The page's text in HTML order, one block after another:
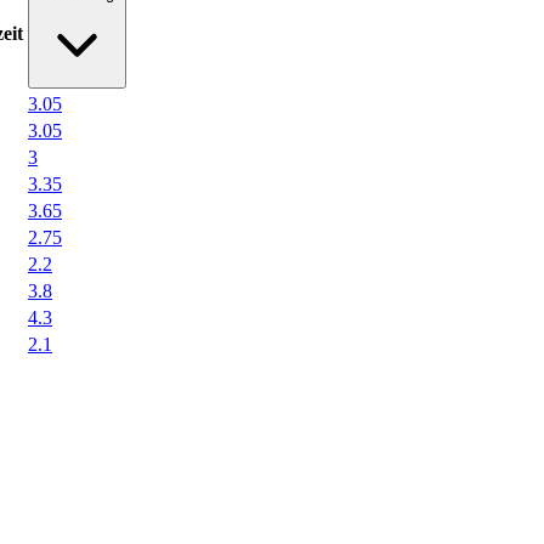
3.05
3.05
3
3.35
3.65
2.75
2.2
3.8
4.3
2.1